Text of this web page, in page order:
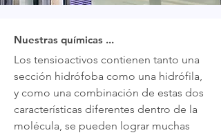
Nuestras químicas ...
Los tensioactivos contienen tanto una
sección hidrófoba como una hidrófila,
y como una combinación de estas dos
características diferentes dentro de la
molécula, se pueden lograr muchas